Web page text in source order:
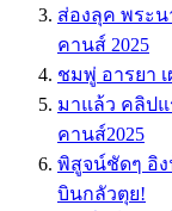
ส่องลุค พระ
คานส์ 2025
ชมพู่ อารยา
มาแล้ว คลิป
คานส์2025
พิสูจน์ชัดๆ อิง
บินกลัวตุย!